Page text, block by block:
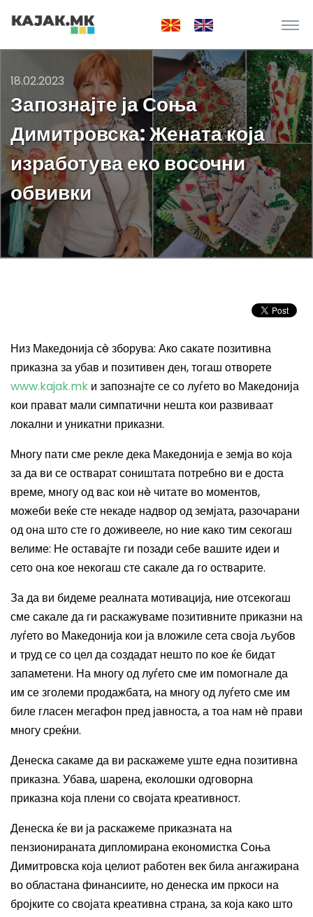
18.02.2023
Запознајте ја Соња
Димитровска: Жената која
изработува еко восочни
обвивки
Низ Македонија сè зборува: Ако сакате позитивна
приказна за убав и позитивен ден, тогаш отворете
www.kajak.mk и запознајте се со луѓето во Македонија
кои прават мали симпатични нешта кои развиваат
локални и уникатни приказни.
Многу пати сме рекле дека Македонија е земја во која
за да ви се остварат соништата потребно ви е доста
време, многу од вас кои нè читате во моментов,
можеби веќе сте некаде надвор од земјата, разочарани
од она што сте го доживееле, но ние како тим секогаш
велиме: Не оставајте ги позади себе вашите идеи и
сето она кое некогаш сте сакале да го остварите.
За да ви бидеме реалната мотивација, ние отсекогаш
сме сакале да ги раскажуваме позитивните приказни на
луѓето во Македонија кои ја вложиле сета своја љубов
и труд се со цел да создадат нешто по кое ќе бидат
запаметени. На многу од луѓето сме им помогнале да
им се зголеми продажбата, на многу од луѓето сме им
биле гласен мегафон пред јавноста, а тоа нам нè прави
многу среќни.
Денеска сакаме да ви раскажеме уште една позитивна
приказна. Убава, шарена, еколошки одговорна
приказна која плени со својата креативност.
Денеска ќе ви ја раскажеме приказната на
пензионираната дипломирана економистка Соња
Димитровска која целиот работен век била ангажирана
во областана финансиите, но денеска им пркоси на
бројките со својата креативна страна, за која како што